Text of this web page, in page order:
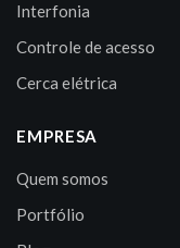
Interfonia
Controle de acesso
Cerca elétrica
EMPRESA
Quem somos
Portfólio